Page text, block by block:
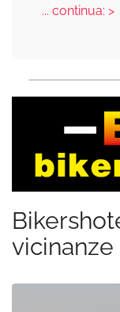
... continua: >
vicinanze